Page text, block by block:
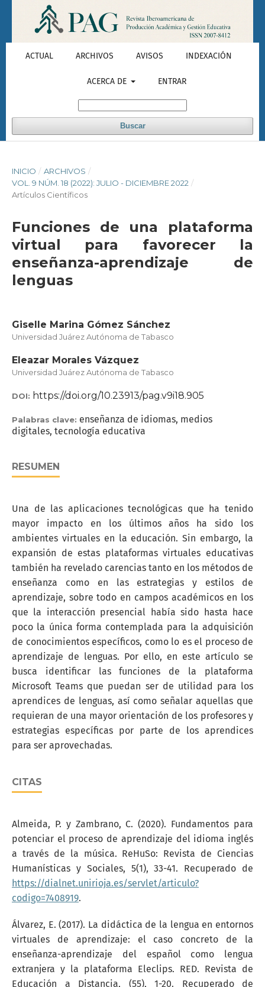
ACTUAL ARCHIVOS AVISOS INDEXACIÓN
ACERCA DE ENTRAR
Buscar
INICIO / ARCHIVOS /
VOL. 9 NÚM. 18 (2022): JULIO - DICIEMBRE 2022 /
Artículos Científicos
Funciones de una plataforma
virtual para favorecer la
enseñanza-aprendizaje de
lenguas
Giselle Marina Gómez Sánchez
Universidad Juárez Autónoma de Tabasco
Eleazar Morales Vázquez
Universidad Juárez Autónoma de Tabasco
DOI: https://doi.org/10.23913/pag.v9i18.905
Palabras clave: enseñanza de idiomas, medios
digitales, tecnología educativa
RESUMEN
Una de las aplicaciones tecnológicas que ha tenido
mayor impacto en los últimos años ha sido los
ambientes virtuales en la educación. Sin embargo, la
expansión de estas plataformas virtuales educativas
también ha revelado carencias tanto en los métodos de
enseñanza como en las estrategias y estilos de
aprendizaje, sobre todo en campos académicos en los
que la interacción presencial había sido hasta hace
poco la única forma contemplada para la adquisición
de conocimientos específicos, como lo es el proceso de
aprendizaje de lenguas. Por ello, en este artículo se
busca identificar las funciones de la plataforma
Microsoft Teams que puedan ser de utilidad para los
aprendices de lenguas, así como señalar aquellas que
requieran de una mayor orientación de los profesores y
estrategias específicas por parte de los aprendices
para ser aprovechadas.
CITAS
Almeida, P. y Zambrano, C. (2020). Fundamentos para
potenciar el proceso de aprendizaje del idioma inglés
a través de la música. ReHuSo: Revista de Ciencias
Humanísticas y Sociales, 5(1), 33-41. Recuperado de
https://dialnet.unirioja.es/servlet/articulo?
codigo=7408919.
Álvarez, E. (2017). La didáctica de la lengua en entornos
virtuales de aprendizaje: el caso concreto de la
enseñanza-aprendizaje del español como lengua
extranjera y la plataforma Eleclips. RED. Revista de
Educación a Distancia, (55), 1-20. Recuperado de